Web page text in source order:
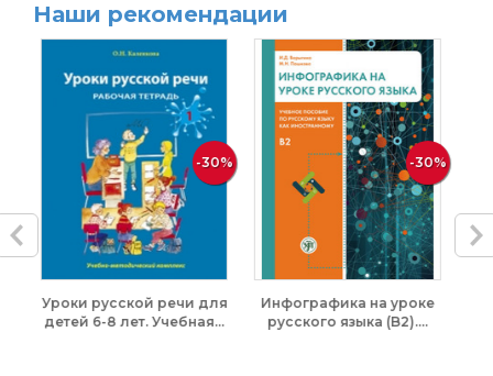
Наши рекомендации
для
Инфографика на уроке
русского языка (B2)....
-30%
Словарь греческо-
русский. Мандесон
-20%